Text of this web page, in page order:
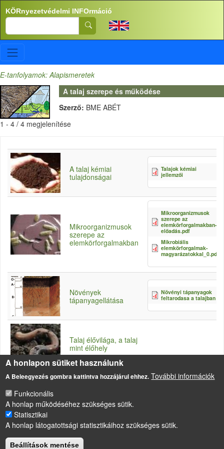
Ugrás a tartalomra
KÖRnyezetvédelmi INFOrmáció
Search
E-tanfolyamok: Alapismeretek
A talaj szerepe és működése
Szerző: BME ABÉT
1 - 4 / 4 megjelenítése
A talaj kémiai
tulajdonságai
Talajok kémiai
jellemzői
Mikroorganizmusok
szerepe az
elemkörforgalmakban
Mikroorganizmusok
szerepe az
elemkörforgalmakban-
előadás.pdf
Mikrobiális
elemkörforgalmak-
magyarázatokkal_0.pdf
Növények
tápanyagellátása
Növényi tápanyagok
feltarodasa a talajban
Talaj élővilága, a talaj
mint élőhely
LÁBLÉC
Impresszum
Sütikezelési szabályzat
A honlapon sütiket használunk
A Beleegyezés gombra kattintva hozzájárul ehhez. További információk
Funkcionális
A honlap működéséhez szükséges sütik.
Statisztikai
A honlap látogatottsági statisztikáihoz szükséges sütik.
Beállítások mentése